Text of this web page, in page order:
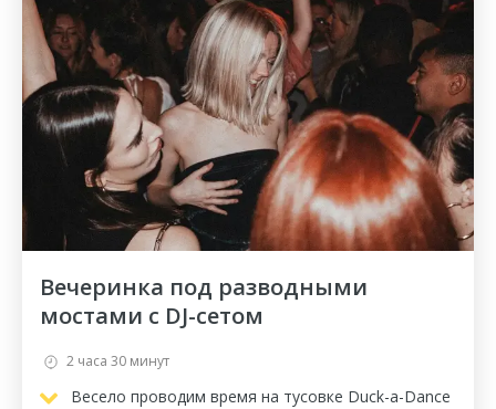
Вечеринка под разводными
мостами с DJ-сетом
2 часа 30 минут
Весело проводим время на тусовке Duck-a-Dance